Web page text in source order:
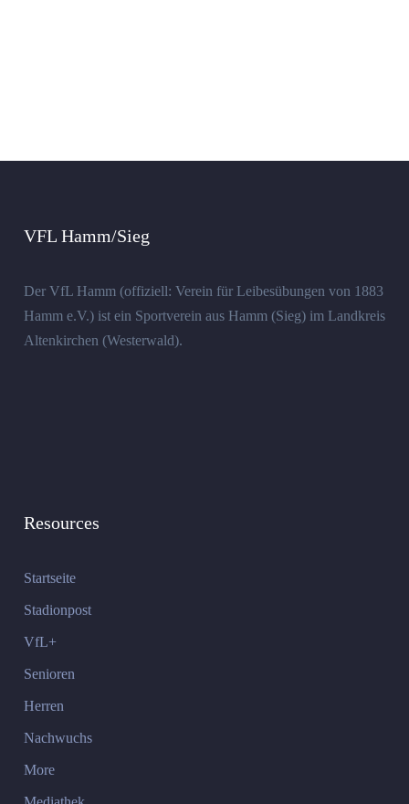
VFL Hamm/Sieg
Der VfL Hamm (offiziell: Verein für Leibesübungen von 1883
Hamm e.V.) ist ein Sportverein aus Hamm (Sieg) im Landkreis
Altenkirchen (Westerwald).
Resources
Startseite
Stadionpost
VfL+
Senioren
Herren
Nachwuchs
More